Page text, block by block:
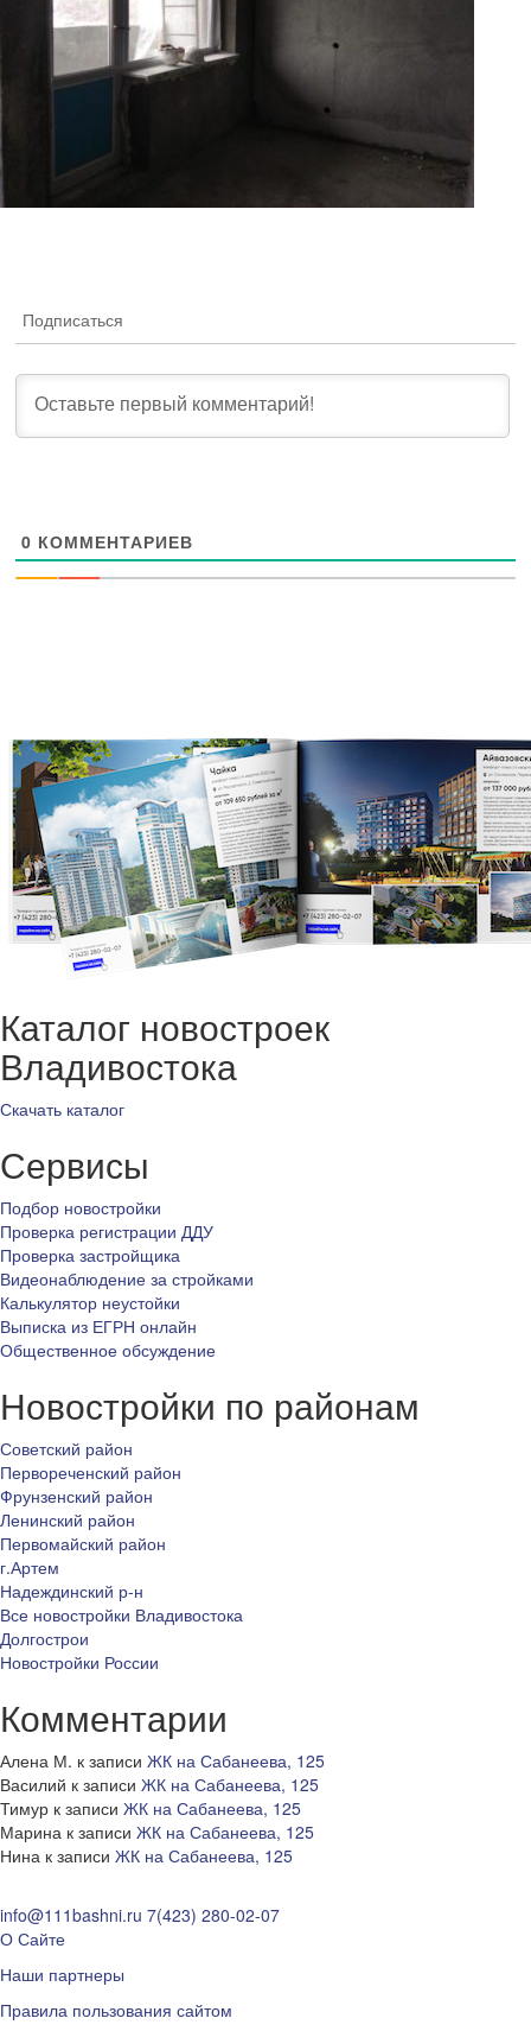
Подписаться
0 КОММЕНТАРИЕВ
Каталог новостроек
Владивостока
Скачать каталог
Сервисы
Подбор новостройки
Проверка регистрации ДДУ
Проверка застройщика
Видеонаблюдение за стройками
Калькулятор неустойки
Выписка из ЕГРН онлайн
Общественное обсуждение
Новостройки по районам
Советский район
Первореченский район
Фрунзенский район
Ленинский район
Первомайский район
г.Артем
Надеждинский р-н
Все новостройки Владивостока
Долгострои
Новостройки России
Комментарии
Алена М. к записи ЖК на Сабанеева, 125
Василий к записи ЖК на Сабанеева, 125
Тимур к записи ЖК на Сабанеева, 125
Марина к записи ЖК на Сабанеева, 125
Нина к записи ЖК на Сабанеева, 125
info@111bashni.ru 7(423) 280-02-07
О Сайте
Наши партнеры
Правила пользования сайтом